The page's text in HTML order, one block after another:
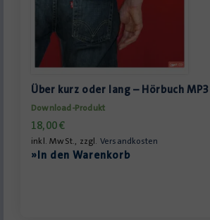
Über kurz oder lang – Hörbuch
Download-Produkt
18,00€
inkl. MwSt., zzgl. Versandkosten
»In den Warenkorb